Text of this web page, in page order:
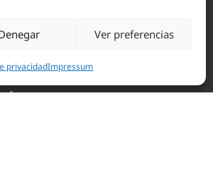
Ver preferencias
privacidadImpressum
ALARCÓN
EN ARAVACA MADRID
LEGAL POZUELO